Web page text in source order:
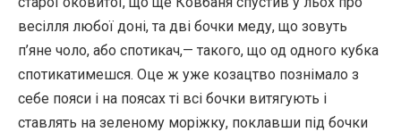
весілля любої доні, та дві бочки меду, що зовуть
п’яне чоло, або спотикач,— такого, що од одного кубка
спотикатимешся. Оце ж уже козацтво познімало з
себе пояси і на поясах ті всі бочки витягують і
ставлять на зеленому моріжку, поклавши під бочки